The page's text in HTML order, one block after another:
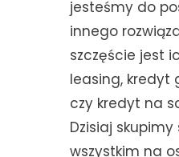
jesteśmy do
innego
szczęście jest
leasing, kredyt
czy kredyt na
Dzisiaj skupimy
wszystkim na